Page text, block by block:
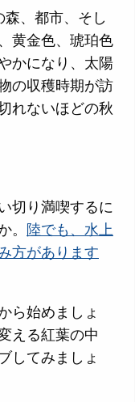
、都市、そし
黄金色、琥珀色
かになり、太陽
の収穫時期が訪
れないほどの秋
切り満喫するに
。 陸でも、水上
方があります
ら始めましょ
える紅葉の中
してみましょ